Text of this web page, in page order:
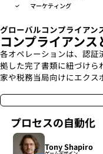
マーケティング
グローバルコンプライアン
コンプライアン
各オペレーションは、認証
拠した完了書類に紐づけら
家や税務当局向けにエクス
プロセスの自動化
Tony Shapiro